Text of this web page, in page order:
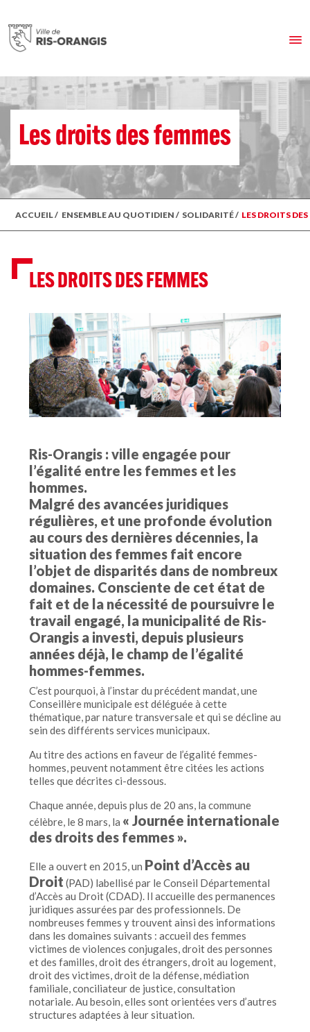
Les droits des femmes
ACCUEIL/ ENSEMBLE AU QUOTIDIEN / SOLIDARITÉ/ LES DROITS
LES DROITS DES FEMMES
Ris-Orangis : ville engagée pour
l’égalité entre les femmes et les
hommes.
Malgré des avancées juridiques
régulières, et une profonde évolution
au cours des dernières décennies, la
situation des femmes fait encore
l’objet de disparités dans de nombreux
domaines. Consciente de cet état de
fait et de la nécessité de poursuivre le
travail engagé, la municipalité de Ris-
Orangis a investi, depuis plusieurs
années déjà, le champ de l’égalité
hommes-femmes.
C’est pourquoi, à l’instar du précédent mandat, une
Conseillère municipale est déléguée à cette
thématique, par nature transversale et qui se décline au
sein des différents services municipaux.
Au titre des actions en faveur de l’égalité femmes-
hommes, peuvent notamment être citées les actions
telles que décrites ci-dessous.
Chaque année, depuis plus de 20 ans, la commune
célèbre, le 8 mars, la « Journée internationale
des droits des femmes ».
Elle a ouvert en 2015, un Point d’Accès au
Droit (PAD) labellisé par le Conseil Départemental
d’Accès au Droit (CDAD). Il accueille des permanences
juridiques assurées par des professionnels. De
nombreuses femmes y trouvent ainsi des informations
dans les domaines suivants : accueil des femmes
victimes de violences conjugales, droit des personnes
et des familles, droit des étrangers, droit au logement,
droit des victimes, droit de la défense, médiation
familiale, conciliateur de justice, consultation
notariale. Au besoin, elles sont orientées vers d’autres
structures adaptées à leur situation.